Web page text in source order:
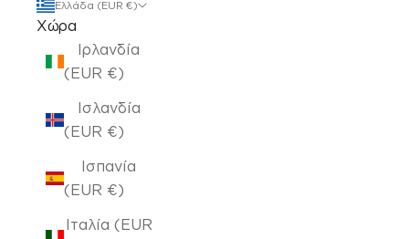
Ελλάδα (EUR €)
Χώρα
Ιρλανδία
(EUR €)
Ισλανδία
(EUR €)
Ισπανία
(EUR €)
Ιταλία (EUR